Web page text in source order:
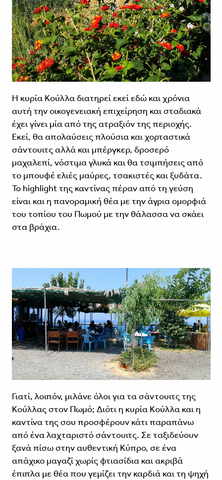
H κυρία Κούλλα διατηρεί εκεί εδώ και χρόνια
αυτή την οικογενειακή επιχείρηση και σταδιακά
έχει γίνει μία από της ατραξιόν της περιοχής.
Εκεί, θα απολαύσεις πλούσια και χορταστικά
σάντουιτς αλλά και μπέργκερ, δροσερό
μαχαλεπί, νόστιμα γλυκά και θα τσιμπήσεις από
το μπουφέ ελιές μαύρες, τσακιστές και ξυδάτα.
Το highlight της καντίνας πέραν από τη γεύση
είναι και η πανοραμική θέα με την άγρια ομορφιά
του τοπίου του Πωμού με την θάλασσα να σκάει
στα βράχια.
Γιατί, λοιπόν, μιλάνε όλοι για τα σάντουιτς της
Κούλλας στον Πωμό; Διότι η κυρία Κούλλα και η
καντίνα της σου προσφέρουν κάτι παραπάνω
από ένα λαχταριστό σάντουιτς. Σε ταξιδεύουν
ξανά πίσω στην αυθεντική Κύπρο, σε ένα
απάχικο μαγαζί χωρίς φτιασίδια και ακριβά
έπιπλα με θέα που γεμίζει την καρδιά και τη ψηχή